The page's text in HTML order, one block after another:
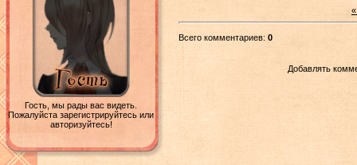
Гость, мы рады вас видеть.
Пожалуйста зарегистрируйтесь или
авторизуйтесь!
Всего комментариев: 0
Добавлять